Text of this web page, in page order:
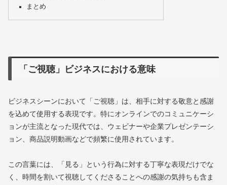
まとめ
「ご視聴」ビジネスにおける意味
ビジネスシーンにおいて「ご視聴」は、相手に対する敬意と感謝
を込めて使用する表現です。特にオンラインでのコミュニケーシ
ョンが主流となった現代では、ウェビナーや企業プレゼンテーシ
ョン、商品説明動画などで頻繁に使用されています。
この言葉には、「見る」という行為に対する丁寧な表現だけでな
く、時間を割いて視聴してくださることへの感謝の気持ちも含ま